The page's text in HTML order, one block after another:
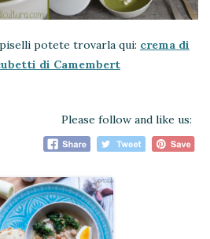
potete trovarla qui: crema di
di Camembert
Please follow and like us: